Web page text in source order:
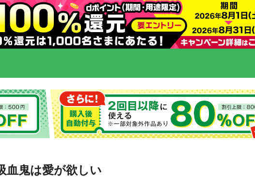
鬼は愛が欲しい